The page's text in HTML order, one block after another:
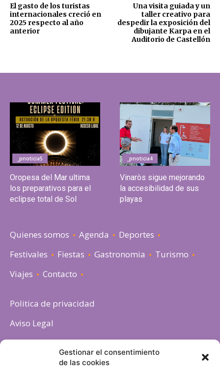
Gestionar el consentimiento
de las cookies
El gasto de los turistas
internacionales creció en
2025 respecto al año
anterior
Una visita guiada y un
taller creativo para
despedir la exposición del
dibujante Karpa en el
Auditorio de Castellón
_pnoticia5
Oropesa del Mar ultima
los preparativos para el
eclipse total de Sol
_pnoticia4
Vinaròs sigue mejorando
la accesibilidad de sus
playas
Quienes somos Agenda
Deportes
Festivales
Fiestas Gastronomia
Turismo
Viajes
Contacto
Politica de privacidad
Aviso Legal
Política de cookies